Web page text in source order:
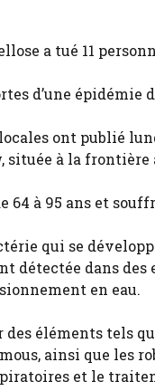
a tué 11
d’une
ont publié
située à la frontière
64 à 95 ans et
qui se
détectée dans
en eau.
des éléments tels
ainsi que les
et le